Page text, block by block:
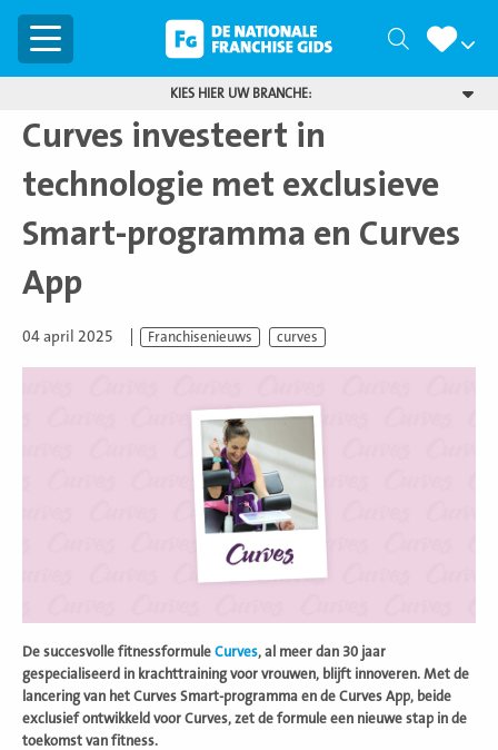
Menu Zoeken
KIES HIER UW BRANCHE:
Curves investeert in
technologie met exclusieve
Smart-programma en Curves
App
04 april 2025 Franchisenieuws curves
De succesvolle fitnessformule Curves, al meer dan 30 jaar
gespecialiseerd in krachttraining voor vrouwen, blijft innoveren. Met de
lancering van het Curves Smart-programma en de Curves App, beide
exclusief ontwikkeld voor Curves, zet de formule een nieuwe stap in de
toekomst van fitness.